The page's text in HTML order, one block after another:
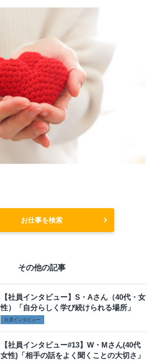
お仕事を検索
その他の記事
【社員インタビュー】S・Aさん（40代・女
性）「自分らしく学び続けられる場所」
社員インタビュー
【社員インタビュー#13】W・Mさん(40代
女性)「相手の話をよく聞くことの大切さ」